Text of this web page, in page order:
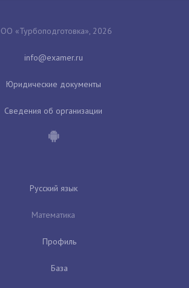
«Турбоподготовка», 2026
Юридические документы
Сведения об организации
Русский язык
Математика
Профиль
База